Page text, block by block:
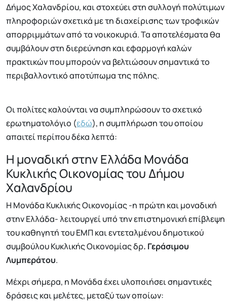
Δήμος Χαλανδρίου, και στοχεύει στη συλλογή πολύτιμων
πληροφοριών σχετικά με τη διαχείρισης των τροφικών
απορριμμάτων από τα νοικοκυριά. Τα αποτελέσματα θα
συμβάλουν στη διερεύνηση και εφαρμογή καλών
πρακτικών που μπορούν να βελτιώσουν σημαντικά το
περιβαλλοντικό αποτύπωμα της πόλης.
Οι πολίτες καλούνται να συμπληρώσουν το σχετικό
ερωτηματολόγιο (εδώ), η συμπλήρωση του οποίου
απαιτεί περίπου δέκα λεπτά:
Η μοναδική στην Ελλάδα Μονάδα
Κυκλικής Οικονομίας του Δήμου
Χαλανδρίου
Η Μονάδα Κυκλικής Οικονομίας -η πρώτη και μοναδική
στην Ελλάδα- λειτουργεί υπό την επιστημονική επίβλεψη
του καθηγητή του ΕΜΠ και εντεταλμένου δημοτικού
συμβούλου Κυκλικής Οικονομίαςδρ. Γεράσιμου
Λυμπεράτου.
Μέχρι σήμερα, η Μονάδα έχει υλοποιήσει σημαντικές
δράσεις και μελέτες, μεταξύ των οποίων: